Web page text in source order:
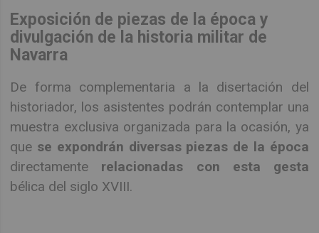
Exposición de piezas de la época y
divulgación de la historia militar de
Navarra
De forma complementaria a la disertación del
historiador, los asistentes podrán contemplar una
muestra exclusiva organizada para la ocasión, ya
que se expondrán diversas piezas de la época
directamente relacionadas con esta gesta
bélica del siglo XVIII.